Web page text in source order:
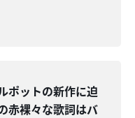
ポットの新作に迫
赤裸々な歌詞はバ